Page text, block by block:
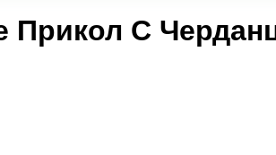
Прикол С